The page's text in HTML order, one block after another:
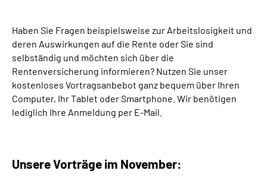
Suche
Language
Inhalte in Gebärdensprache (DGS)
Haben Sie Fragen beispielsweise zur Arbeitslosigkeit und
deren Auswirkungen auf die Rente oder Sie sind
selbständig und möchten sich über die
Rentenversicherung informieren? Nutzen Sie unser
kostenloses Vortragsanbebot ganz bequem über Ihren
Computer, Ihr Tablet oder Smartphone. Wir benötigen
lediglich Ihre Anmeldung per E-Mail.
Unsere Vorträge im November: